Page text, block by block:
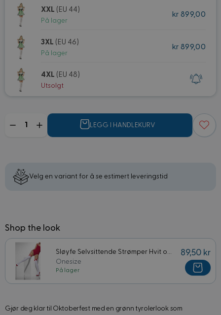
XXL (EU 44)
På lager
kr 899,00
3XL (EU 46)
På lager
kr 899,00
4XL (EU 48)
Utsolgt
LEGG I HANDLEKURV
Velg en variant for å se estimert leveringstid
Shop the look
Sløyfe Selvsittende Strømper Hvit og Rød
Onesize
På lager
89,50 kr
Gjør deg klar til Oktoberfest med en grønn tyrolerlook som